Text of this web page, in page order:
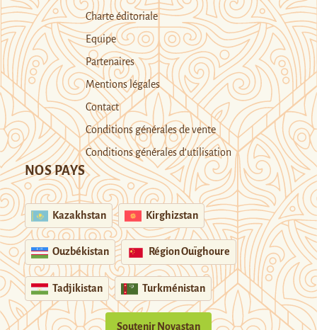
Charte éditoriale
Equipe
Partenaires
Mentions légales
Contact
Conditions générales de vente
Conditions générales d’utilisation
NOS PAYS
Kazakhstan Kirghizstan
Ouzbékistan Région Ouïghoure
Tadjikistan Turkménistan
Soutenir Novastan